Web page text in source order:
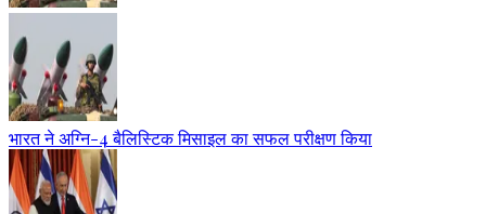
भारत ने अग्नि-4 बैलिस्टिक मिसाइल का सफल परीक्षण किया